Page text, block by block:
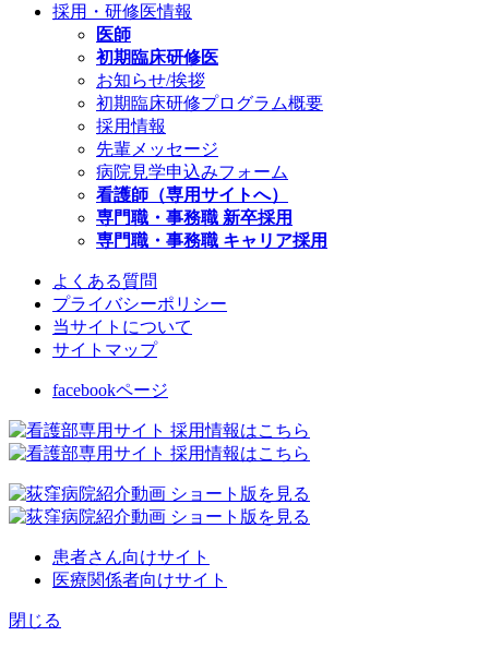
採用・研修医情報
医師
初期臨床研修医
お知らせ/挨拶
初期臨床研修プログラム概要
採用情報
先輩メッセージ
病院見学申込みフォーム
看護師（専用サイトへ）
専門職・事務職 新卒採用
専門職・事務職 キャリア採用
よくある質問
プライバシーポリシー
当サイトについて
サイトマップ
facebookページ
患者さん向けサイト
医療関係者向けサイト
閉じる